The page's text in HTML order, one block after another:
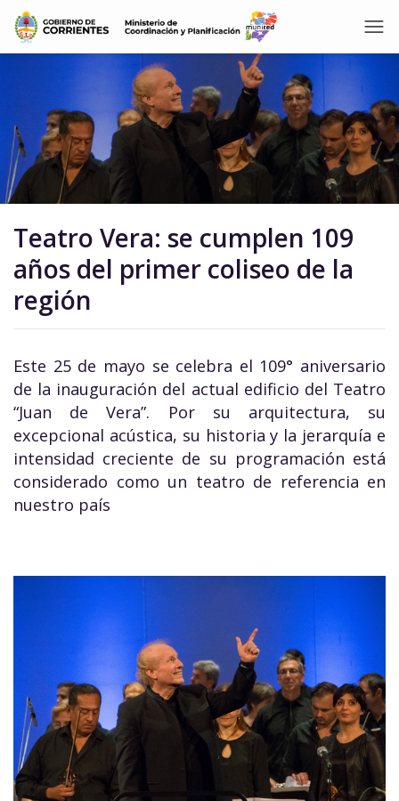
Teatro Vera: se cumplen 109
años del primer coliseo de la
región
Este 25 de mayo se celebra el 109° aniversario
de la inauguración del actual edificio del Teatro
“Juan de Vera”. Por su arquitectura, su
excepcional acústica, su historia y la jerarquía e
intensidad creciente de su programación está
considerado como un teatro de referencia en
nuestro país